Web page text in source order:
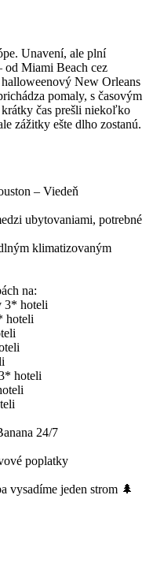
Unavení, ale plní
od Miami Beach cez
New Orleans
pomaly, s časovým
krátky čas prešli niekoľko
zážitky ešte dlho zostanú.
– Viedeň
ubytovaniami, potrebné
klimatizovaným
na:
3* hoteli
hoteli
hoteli
24/7
poplatky
vysadíme jeden strom 🌲